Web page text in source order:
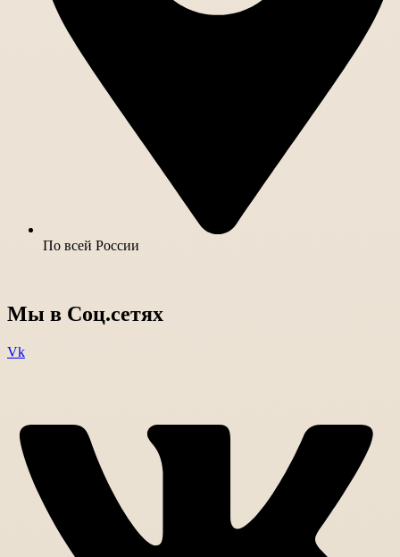
По всей России
Мы в Соц.сетях
Vk